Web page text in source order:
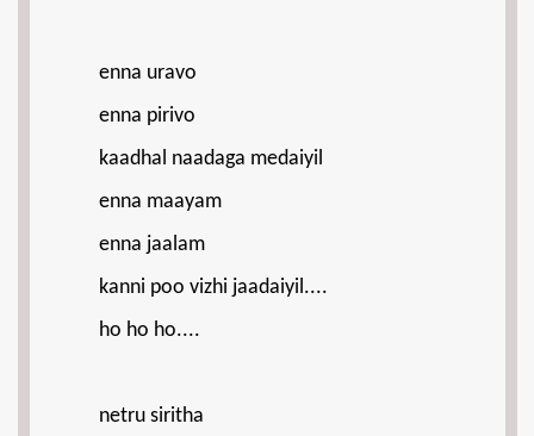
enna uravo
enna pirivo
kaadhal naadaga medaiyil
enna maayam
enna jaalam
kanni poo vizhi jaadaiyil....
ho ho ho....
netru siritha